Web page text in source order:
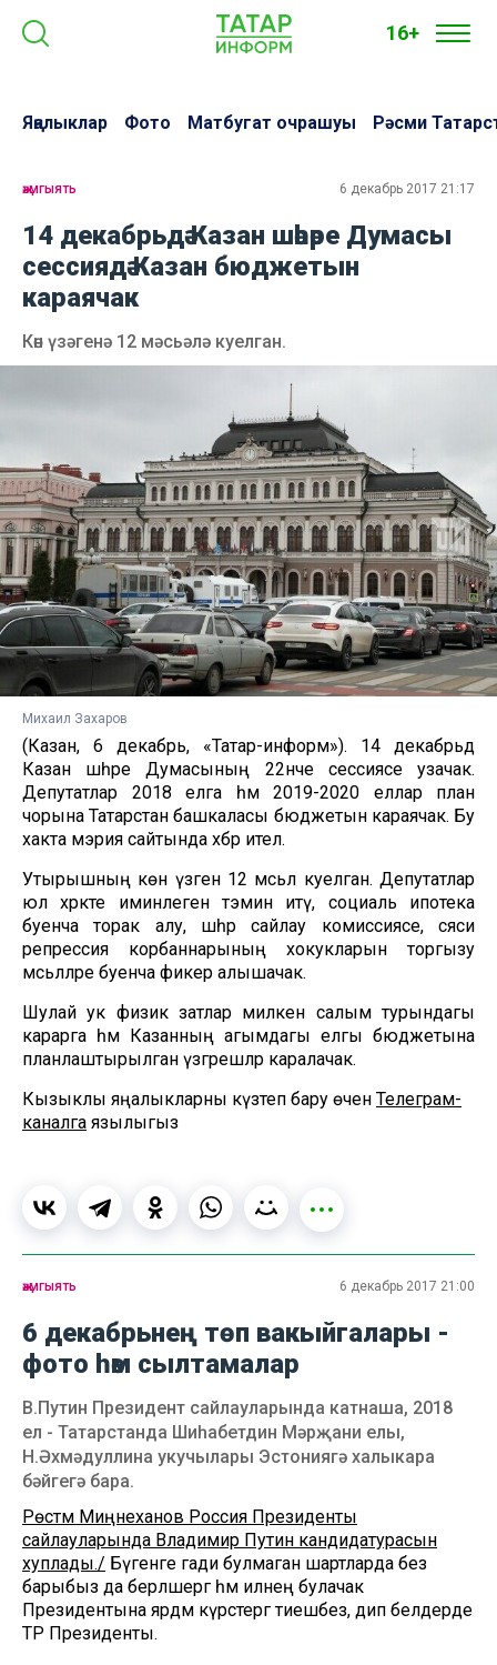
16+
Яңалыклар Фото Матбугат очрашуы Рәсми
җәмгыять 6 декабрь 2017 21:17
14 декабрьдә Казан шәһәре Думасы
сессиядә Казан бюджетын
караячак
Көн үзәгенә 12 мәсьәлә куелган.
Михаил Захаров
(Казан, 6 декабрь, «Татар-информ»). 14 декабрьдә
Казан шәһәре Думасының 22нче сессиясе узачак.
Депутатлар 2018 елга һәм 2019-2020 еллар план
чорына Татарстан башкаласы бюджетын караячак. Бу
хакта мэрия сайтында хәбәр ителә.
Утырышның көн үзәгенә 12 мәсьәлә куелган. Депутатлар
юл хәрәкәте иминлеген тәэмин итү, социаль ипотека
буенча торак алу, шәһәр сайлау комиссиясе, сәяси
репрессия корбаннарының хокукларын торгызу
мәсьәләләре буенча фикер алышачак.
Шулай ук физик затлар милкенә салым турындагы
карарга һәм Казанның агымдагы елгы бюджетына
планлаштырылган үзгәрешләр каралачак.
Кызыклы яңалыкларны күзәтеп бару өчен Телеграм-
каналга язылыгыз
җәмгыять 6 декабрь 2017 21:00
6 декабрьнең төп вакыйгалары -
фото һәм сылтамалар
В.Путин Президент сайлауларында катнаша, 2018
ел - Татарстанда Шиһабетдин Мәрҗани елы,
Н.Әхмәдуллина укучылары Эстониягә халыкара
бәйгегә бара.
Рөстәм Миңнеханов Россия Президенты
сайлауларында Владимир Путин кандидатурасын
хуплады./ Бүгенге гади булмаган шартларда без
барыбыз да берләшергә һәм илнең булачак
Президентына ярдәм күрсәтергә тиешбез, дип белдерде
ТР Президенты.